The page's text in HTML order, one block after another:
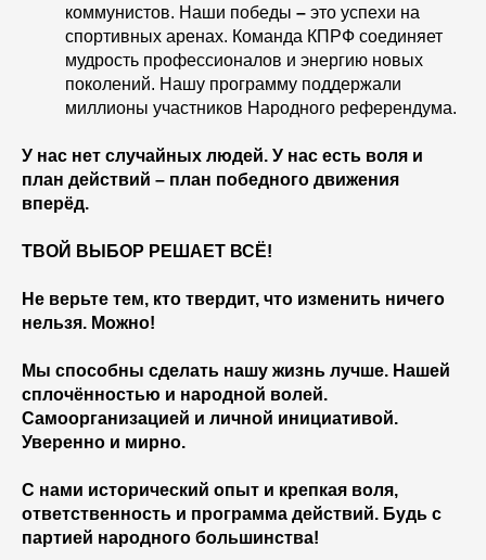
коммунистов. Наши победы – это успехи на
спортивных аренах. Команда КПРФ соединяет
мудрость профессионалов и энергию новых
поколений. Нашу программу поддержали
миллионы участников Народного референдума.
У нас нет случайных людей. У нас есть воля и
план действий – план победного движения
вперёд.
ТВОЙ ВЫБОР РЕШАЕТ ВСЁ!
Не верьте тем, кто твердит, что изменить ничего
нельзя. Можно!
Мы способны сделать нашу жизнь лучше. Нашей
сплочённостью и народной волей.
Самоорганизацией и личной инициативой.
Уверенно и мирно.
С нами исторический опыт и крепкая воля,
ответственность и программа действий. Будь с
партией народного большинства!